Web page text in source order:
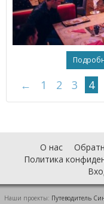
← 1 2 3 4
О нас
Политика
Наши проекты: Путеводитель